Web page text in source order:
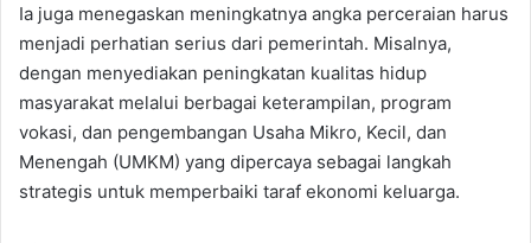
Ia juga menegaskan meningkatnya angka perceraian harus
menjadi perhatian serius dari pemerintah. Misalnya,
dengan menyediakan peningkatan kualitas hidup
masyarakat melalui berbagai keterampilan, program
vokasi, dan pengembangan Usaha Mikro, Kecil, dan
Menengah (UMKM) yang dipercaya sebagai langkah
strategis untuk memperbaiki taraf ekonomi keluarga.